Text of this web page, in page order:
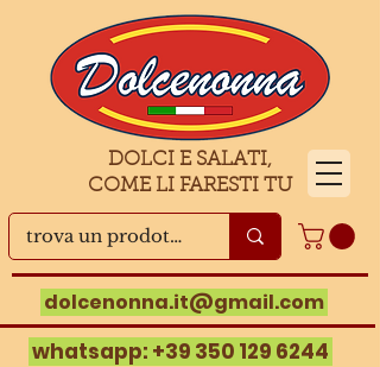
DOLCI E SALATI,
COME LI FARESTI TU
whatsapp: +39 350 129 6244
dolcenonna.it@gmail.com